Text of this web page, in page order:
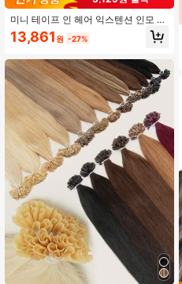
미니 테이프 인 헤어 익스텐션 인모 컬
러드 인비저블 테이프 인 헤어 익스텐
션 하이라이트 파티 헤어 하이라이트
품 파티 웨딩 일상용 모든 사람 걸 걸
신부
13,861 원 -27%